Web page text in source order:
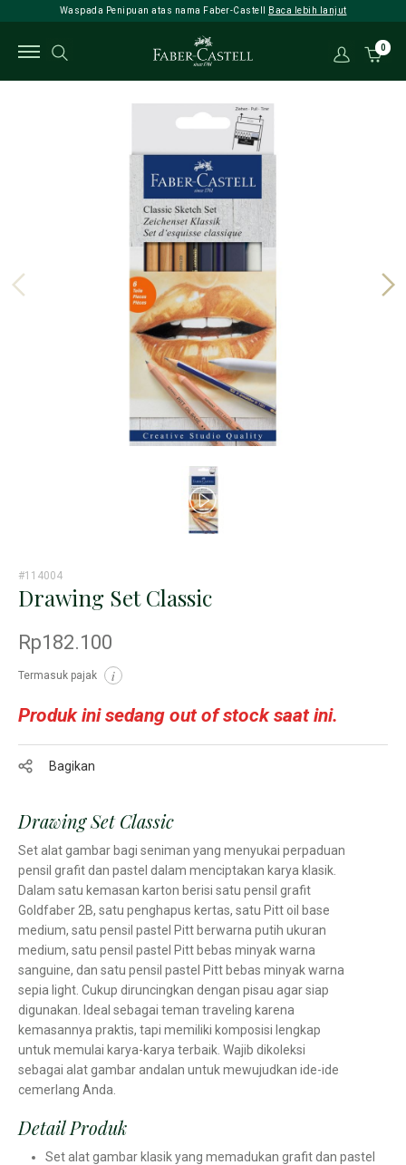
Waspada Penipuan atas nama Faber-Castell Baca lebih lanjut
0
#114004
Drawing Set Classic
Rp182.100
Termasuk pajak i
Produk ini sedang out of stock saat ini.
Bagikan
Drawing Set Classic
Set alat gambar bagi seniman yang menyukai perpaduan
pensil grafit dan pastel dalam menciptakan karya klasik.
Dalam satu kemasan karton berisi satu pensil grafit
Goldfaber 2B, satu penghapus kertas, satu Pitt oil base
medium, satu pensil pastel Pitt berwarna putih ukuran
medium, satu pensil pastel Pitt bebas minyak warna
sanguine, dan satu pensil pastel Pitt bebas minyak warna
sepia light. Cukup diruncingkan dengan pisau agar siap
digunakan. Ideal sebagai teman traveling karena
kemasannya praktis, tapi memiliki komposisi lengkap
untuk memulai karya-karya terbaik. Wajib dikoleksi
sebagai alat gambar andalan untuk mewujudkan ide-ide
cemerlang Anda.
Detail Produk
Set alat gambar klasik yang memadukan grafit dan pastel